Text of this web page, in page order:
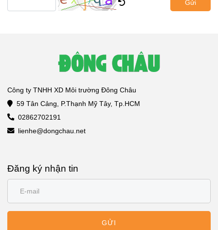
Gửi
Công ty TNHH XD Môi trường Đông Châu
59 Tân Cảng, P.Thạnh Mỹ Tây, Tp.HCM
02862702191
lienhe@dongchau.net
Đăng ký nhận tin
GỬI